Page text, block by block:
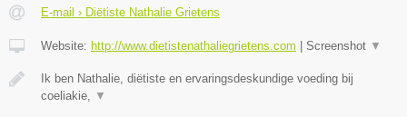
E-mail › Diëtiste Nathalie Grietens
Website: http://www.dietistenathaliegrietens.com Screenshot ▼
Ik ben Nathalie, diëtiste en ervaringsdeskundige voeding bij
coeliakie, ▼